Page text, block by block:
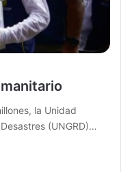
la Unidad
(UNGRD)…